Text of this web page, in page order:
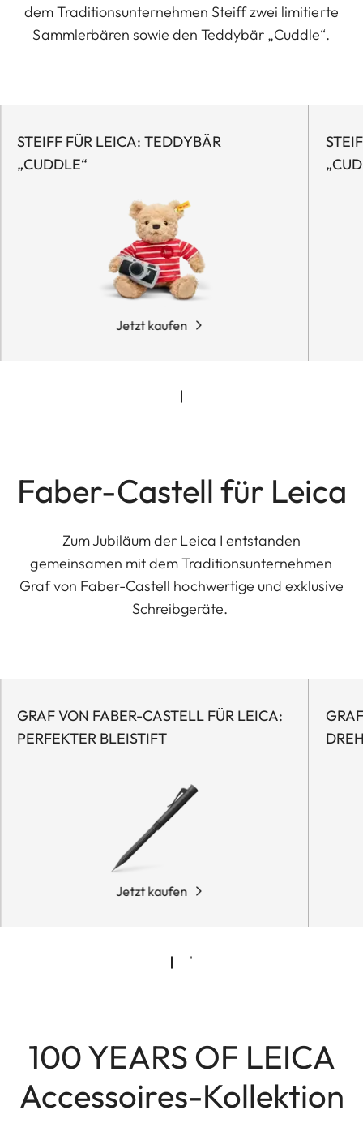
dem Traditionsunternehmen Steiff zwei limitierte
Sammlerbären sowie den Teddybär „Cuddle“.
STEIFF FÜR LEICA: TEDDYBÄR
„CUDDLE“
Jetzt kaufen
Faber-Castell für Leica
Zum Jubiläum der Leica I entstanden
gemeinsamen mit dem Traditionsunternehmen
Graf von Faber-Castell hochwertige und exklusive
Schreibgeräte.
GRAF VON FABER-CASTELL FÜR LEICA:
PERFEKTER BLEISTIFT
Jetzt kaufen
100 YEARS OF LEICA
Accessoires-Kollektion